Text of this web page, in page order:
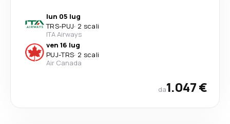
lun 05 lug
TRS-PUJ· 2 scali
ITA Airways
ven 16 lug
PUJ-TRS· 2 scali
Air Canada
da1.047 €